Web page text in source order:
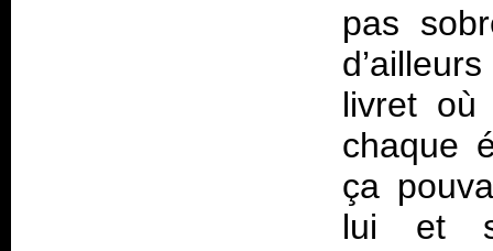
pas
livret
chaque
ça
lui et